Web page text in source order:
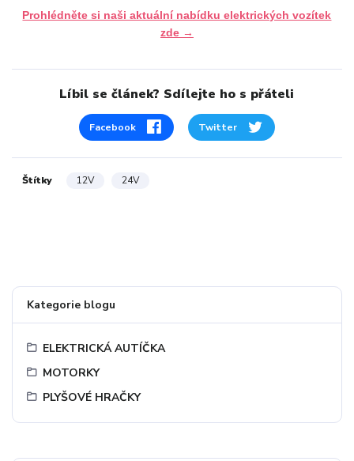
Kategorie blogu
ELEKTRICKÁ AUTÍČKA
MOTORKY
PLYŠOVÉ HRAČKY
Prohlédněte si naši aktuální nabídku elektrických vozítek
zde →
Líbil se článek? Sdílejte ho s přáteli
Facebook Twitter
Štítky 12V 24V